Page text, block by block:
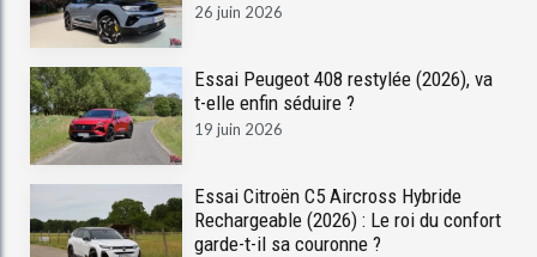
26 juin 2026
Essai Peugeot 408 restylée (2026), va
t-elle enfin séduire ?
19 juin 2026
Essai Citroën C5 Aircross Hybride
Rechargeable (2026) : Le roi du confort
garde-t-il sa couronne ?